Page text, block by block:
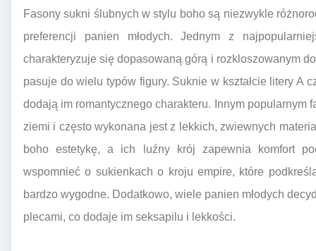
Fasony sukni ślubnych w stylu boho są niezwykle
preferencji panien młodych. Jednym z
charakteryzuje się dopasowaną górą i rozkloszowanym
pasuje do wielu typów figury. Suknie w kształcie litery A
dodają im romantycznego charakteru. Innym popularnym
ziemi i często wykonana jest z lekkich, zwiewnych
boho estetykę, a ich luźny krój zapewnia komfort
wspomnieć o sukienkach o kroju empire, które
bardzo wygodne. Dodatkowo, wiele panien młodych
plecami, co dodaje im seksapilu i lekkości.